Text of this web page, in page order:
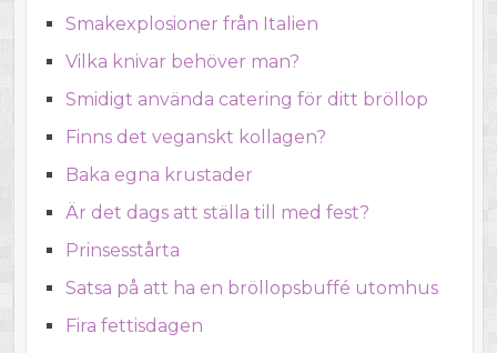
Smakexplosioner från Italien
Vilka knivar behöver man?
Smidigt använda catering för ditt bröllop
Finns det veganskt kollagen?
Baka egna krustader
Är det dags att ställa till med fest?
Prinsesstårta
Satsa på att ha en bröllopsbuffé utomhus
Fira fettisdagen